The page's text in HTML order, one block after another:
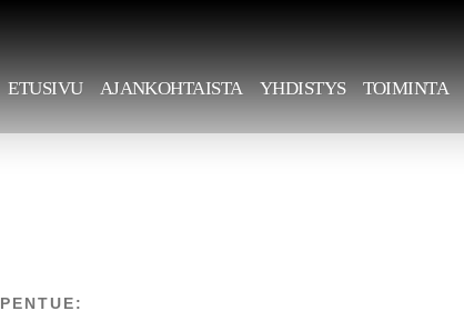
ETUSIVU AJANKOHTAISTA YHDISTYS TOIMINTA
PENTUE: